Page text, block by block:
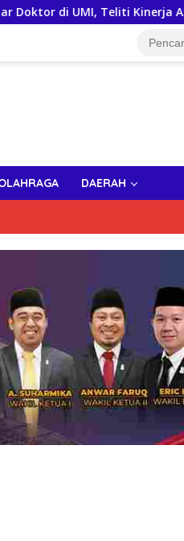
UMI, Teliti Kinerja ASN
DAERAH